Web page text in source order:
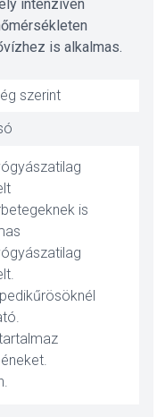
intenzíven
is alkalmas.
szerint
is